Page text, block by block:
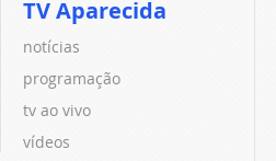
TV Aparecida
notícias
programação
tv ao vivo
vídeos